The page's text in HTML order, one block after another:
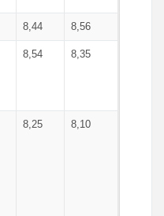
8,44 8,56
8,54 8,35
8,25 8,10